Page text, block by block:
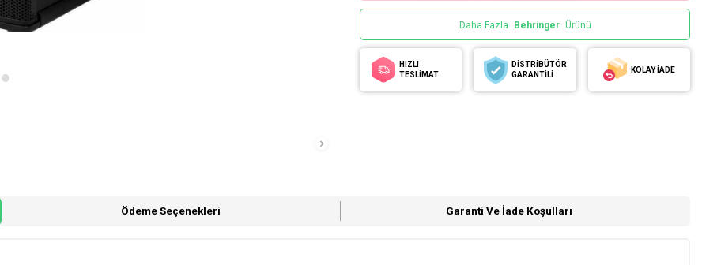
Daha Fazla Behringer Ürünü
HIZLI
TESLİMAT
DİSTRİBÜTÖR
GARANTİLİ
KOLAY İADE
Ödeme Seçenekleri Garanti Ve İade Koşulları